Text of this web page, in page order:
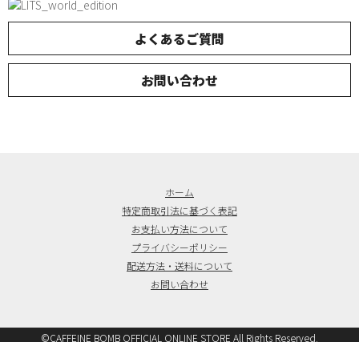
よくあるご質問
お問い合わせ
ホーム
特定商取引法に基づく表記
お支払い方法について
プライバシーポリシー
配送方法・送料について
お問い合わせ
©CAFFEINE BOMB OFFICIAL ONLINE STORE All Rights Reserved.